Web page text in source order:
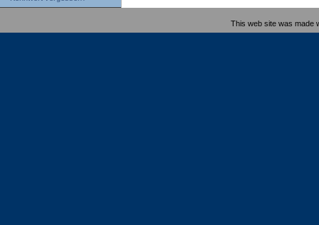
This web site was made